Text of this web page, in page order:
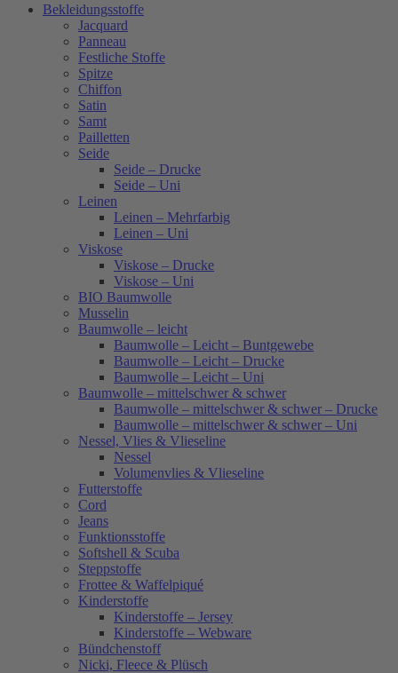
Bekleidungsstoffe
Jacquard
Panneau
Festliche Stoffe
Spitze
Chiffon
Satin
Samt
Pailletten
Seide
Seide – Drucke
Seide – Uni
Leinen
Leinen – Mehrfarbig
Leinen – Uni
Viskose
Viskose – Drucke
Viskose – Uni
BIO Baumwolle
Musselin
Baumwolle – leicht
Baumwolle – Leicht – Buntgewebe
Baumwolle – Leicht – Drucke
Baumwolle – Leicht – Uni
Baumwolle – mittelschwer & schwer
Baumwolle – mittelschwer & schwer – Drucke
Baumwolle – mittelschwer & schwer – Uni
Nessel, Vlies & Vlieseline
Nessel
Volumenvlies & Vlieseline
Futterstoffe
Cord
Jeans
Funktionsstoffe
Softshell & Scuba
Steppstoffe
Frottee & Waffelpiqué
Kinderstoffe
Kinderstoffe – Jersey
Kinderstoffe – Webware
Bündchenstoff
Nicki, Fleece & Plüsch